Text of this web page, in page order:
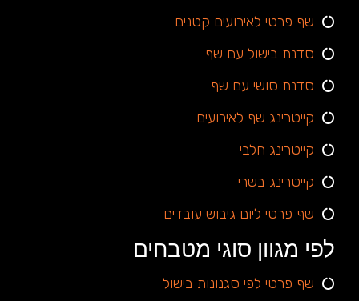
שף פרטי לאירועים קטנים
סדנת בישול עם שף
סדנת סושי עם שף
קייטרינג שף לאירועים
קייטרינג חלבי
קייטרינג בשרי
שף פרטי ליום גיבוש עובדים
לפי מגוון סוגי מטבחים
שף פרטי לפי סגנונות בישול